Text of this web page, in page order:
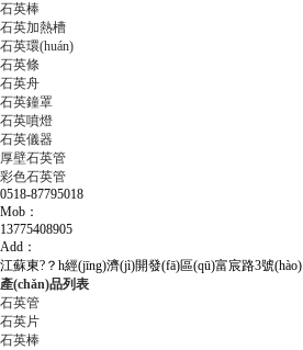
石英棒
石英加熱槽
石英環(huán)
石英條
石英舟
石英鐘罩
石英噴燈
石英儀器
厚壁石英管
彩色石英管
0518-87795018
Mob：
13775408905
Add：
江蘇東?？h經(jīng)濟(jì)開發(fā)區(qū)富宸路3號(hào)
產(chǎn)品列表
石英管
石英片
石英棒